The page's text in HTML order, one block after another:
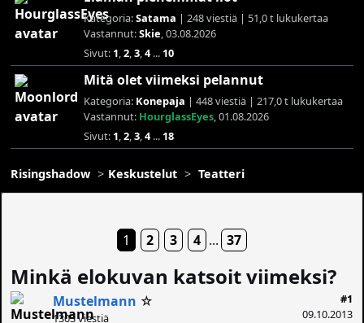
Kategoria:Satama | 248 viestiä | 51,0 t lukukertaa
Vastannut:Skie , 03.08.2026
Sivut: 1 ,2 ,3 ,4... 10
Mitä olet viimeksi pelannut
Kategoria: Konepaja | 448 viestiä | 217,0 t lukukertaa
Vastannut: HourglassEyes , 01.08.2026
Sivut: 1 ,2 ,3 ,4... 18
Risingshadow Keskustelut Teatteri
1 2 3 4 ... 37
Minkä elokuvan katsoit viimeksi?
#1
09.10.2013
Mustelmann ☆
1303 viestiä